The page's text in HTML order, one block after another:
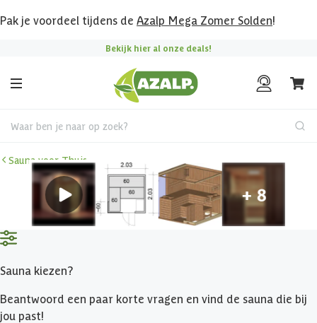
Pak je voordeel tijdens de Azalp Mega Zomer Solden!
Bekijk hier al onze deals!
Waar ben je naar op zoek?
Sauna voor Thuis
Sauna kiezen?
Beantwoord een paar korte vragen en vind de sauna die bij
jou past!